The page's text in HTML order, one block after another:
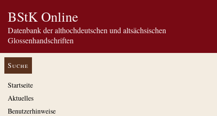
BStK Online
Datenbank der althochdeutschen und altsächsischen
Glossenhandschriften
Suche
Startseite
Aktuelles
Benutzerhinweise